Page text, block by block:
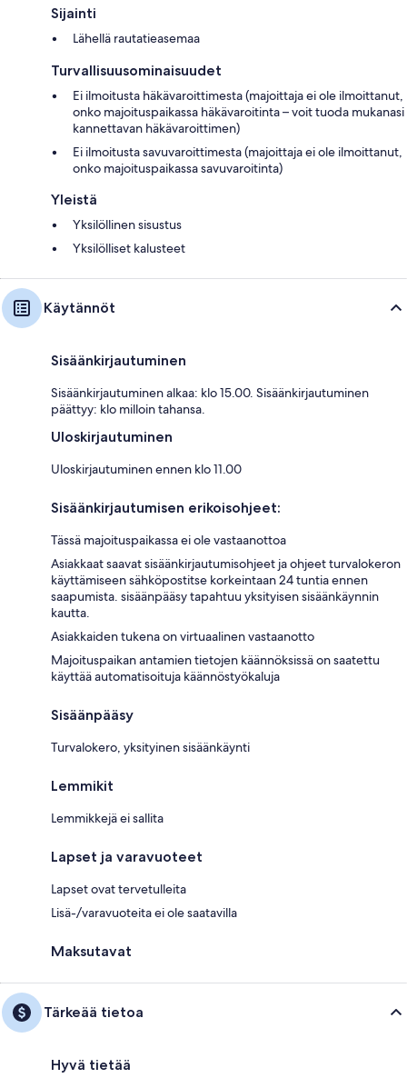
Sijainti
Lähellä rautatieasemaa
Turvallisuusominaisuudet
Ei ilmoitusta häkävaroittimesta (majoittaja ei ole ilmoittanut,
onko majoituspaikassa häkävaroitinta – voit tuoda mukanasi
kannettavan häkävaroittimen)
Ei ilmoitusta savuvaroittimesta (majoittaja ei ole ilmoittanut,
onko majoituspaikassa savuvaroitinta)
Yleistä
Yksilöllinen sisustus
Yksilölliset kalusteet
Käytännöt
Sisäänkirjautuminen
Sisäänkirjautuminen alkaa: klo 15.00. Sisäänkirjautuminen
päättyy: klo milloin tahansa.
Uloskirjautuminen
Uloskirjautuminen ennen klo 11.00
Sisäänkirjautumisen erikoisohjeet:
Tässä majoituspaikassa ei ole vastaanottoa
Asiakkaat saavat sisäänkirjautumisohjeet ja ohjeet turvalokeron
käyttämiseen sähköpostitse korkeintaan 24 tuntia ennen
saapumista. sisäänpääsy tapahtuu yksityisen sisäänkäynnin
kautta.
Asiakkaiden tukena on virtuaalinen vastaanotto
Majoituspaikan antamien tietojen käännöksissä on saatettu
käyttää automatisoituja käännöstyökaluja
Sisäänpääsy
Turvalokero, yksityinen sisäänkäynti
Lemmikit
Lemmikkejä ei sallita
Lapset ja varavuoteet
Lapset ovat tervetulleita
Lisä-/varavuoteita ei ole saatavilla
Maksutavat
Tärkeää tietoa
Hyvä tietää